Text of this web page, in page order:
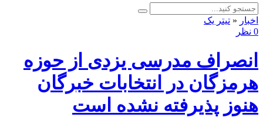
اخبار « تیتر یک
0 نظر
انصراف مدرسی یزدی از حوزه
هرمزگان در انتخابات خبرگان
هنوز پذیرفته نشده است